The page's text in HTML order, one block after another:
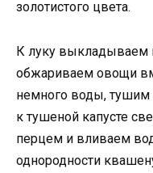
золотистого цвета.
К луку выкладываем
обжариваем овощи
немного воды, тушим
к тушеной капусте
перцем и вливаем
однородности